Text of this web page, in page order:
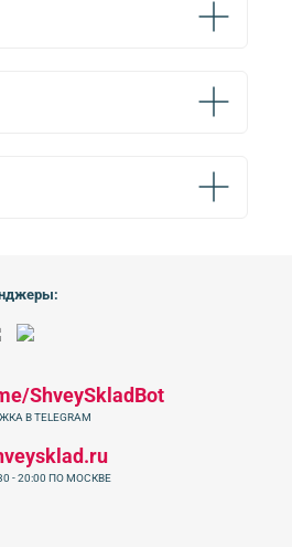
ShveySkladBot
В TELEGRAM
- 20:00 ПО МОСКВЕ